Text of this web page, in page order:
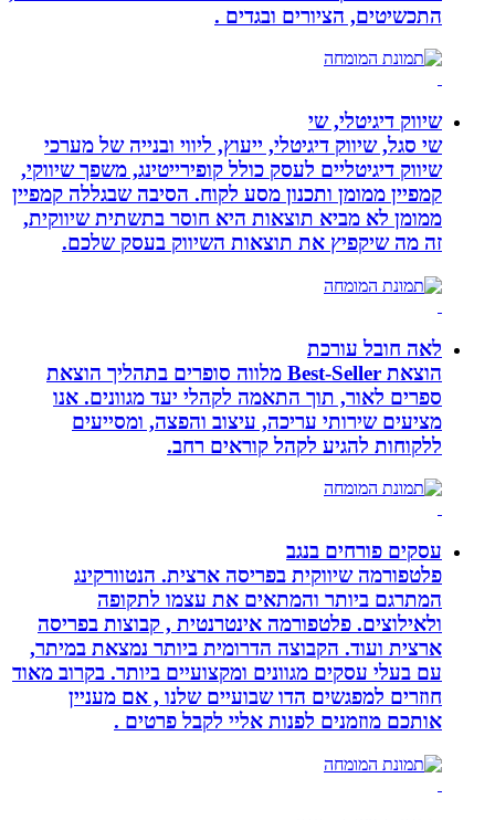
התכשיטים, הציורים ובגדים .
שיווק דיגיטלי, שי
שי סגל, שיווק דיגיטלי, ייעוץ, ליווי ובנייה של מערכי
שיווק דיגיטליים לעסק כולל קופירייטינג, משפך שיווקי,
קמפיין ממומן ותכנון מסע לקוח. הסיבה שבגללה קמפיין
ממומן לא מביא תוצאות היא חוסר בתשתית שיווקית,
זה מה שיקפיץ את תוצאות השיווק בעסק שלכם.
לאה חובל עורכת
הוצאת Best-Seller מלווה סופרים בתהליך הוצאת
ספרים לאור, תוך התאמה לקהלי יעד מגוונים. אנו
מציעים שירותי עריכה, עיצוב והפצה, ומסייעים
ללקוחות להגיע לקהל קוראים רחב.
עסקים פורחים בנגב
פלטפורמה שיווקית בפריסה ארצית. הנטוורקינג
המתרגם ביותר והמתאים את עצמו לתקופה
ולאילוצים. פלטפורמה אינטרנטית , קבוצות בפריסה
ארצית ועוד. הקבוצה הדרומית ביותר נמצאת במיתר,
עם בעלי עסקים מגוונים ומקצועיים ביותר. בקרוב מאוד
חוזרים למפגשים הדו שבועיים שלנו , אם מעניין
אותכם מוזמנים לפנות אליי לקבל פרטים .